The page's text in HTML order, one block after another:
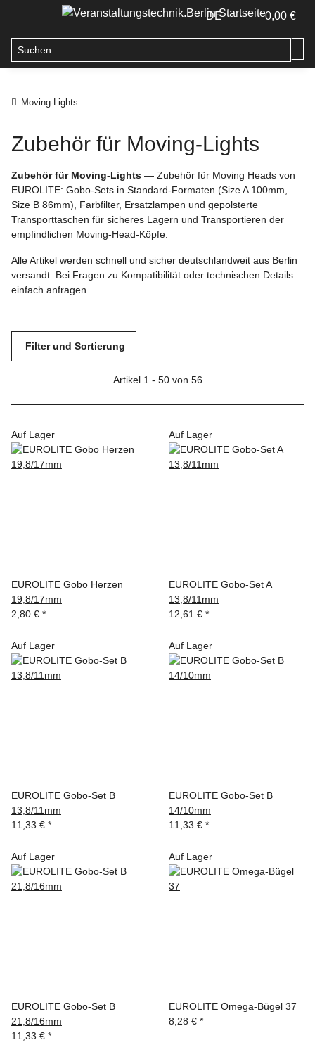
DE 0,00 €
Moving-Lights
Zubehör für Moving-Lights
Zubehör für Moving-Lights — Zubehör für Moving Heads von
EUROLITE: Gobo-Sets in Standard-Formaten (Size A 100mm,
Size B 86mm), Farbfilter, Ersatzlampen und gepolsterte
Transporttaschen für sicheres Lagern und Transportieren der
empfindlichen Moving-Head-Köpfe.
Alle Artikel werden schnell und sicher deutschlandweit aus Berlin
versandt. Bei Fragen zu Kompatibilität oder technischen Details:
einfach anfragen.
Filter und Sortierung
Artikel 1 - 50 von 56
Auf Lager
EUROLITE Gobo Herzen
19,8/17mm
2,80 € *
Auf Lager
EUROLITE Gobo-Set A
13,8/11mm
12,61 € *
Auf Lager
EUROLITE Gobo-Set B
13,8/11mm
11,33 € *
Auf Lager
EUROLITE Gobo-Set B
14/10mm
11,33 € *
Auf Lager
EUROLITE Gobo-Set B
21,8/16mm
11,33 € *
Auf Lager
EUROLITE Omega-Bügel 37
8,28 € *